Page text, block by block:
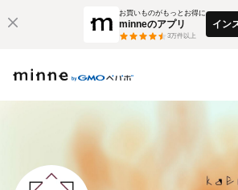
お買いものがもっとお得に
minneのアプリ
3万件以上
イン